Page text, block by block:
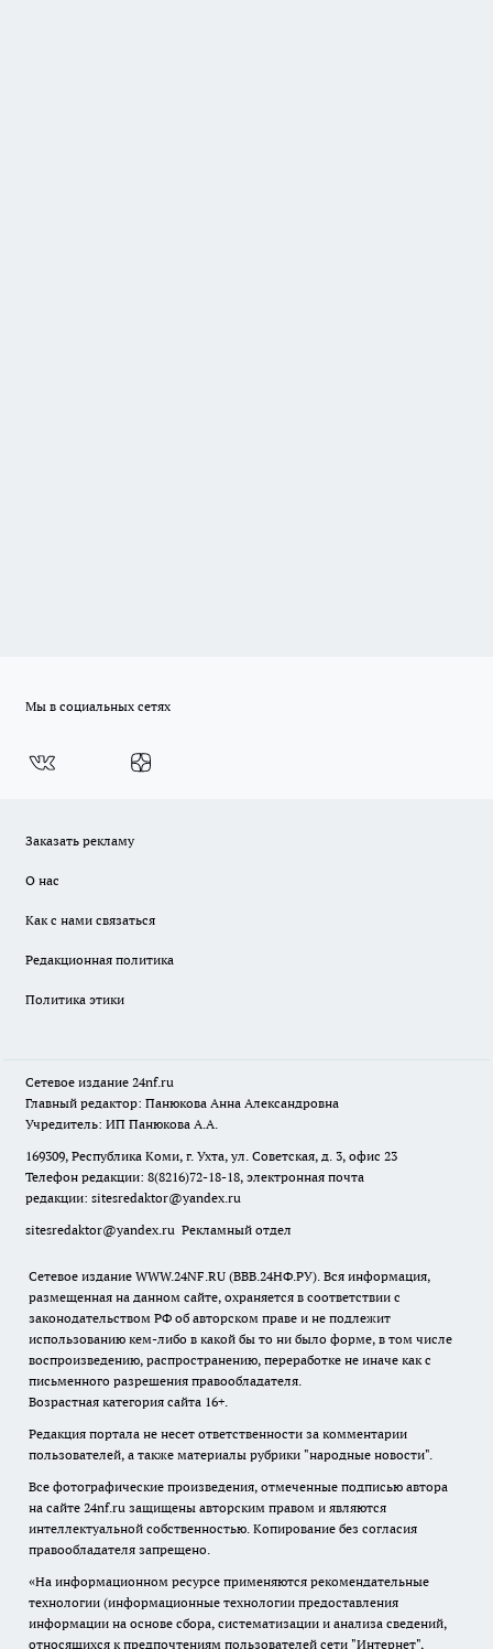
Мы в социальных сетях
Заказать рекламу
О нас
Как с нами связаться
Редакционная политика
Политика этики
Сетевое издание 24nf.ru
Главный редактор: Панюкова Анна Александровна
Учредитель: ИП Панюкова А.А.
169309, Республика Коми, г. Ухта, ул. Советская, д. 3, офис 23
Телефон редакции: 8(8216)72-18-18, электронная почта
редакции: sitesredaktor@yandex.ru
sitesredaktor@yandex.ru Рекламный отдел
Сетевое издание WWW.24NF.RU (ВВВ.24НФ.РУ). Вся информация,
размещенная на данном сайте, охраняется в соответствии с
законодательством РФ об авторском праве и не подлежит
использованию кем-либо в какой бы то ни было форме, в том числе
воспроизведению, распространению, переработке не иначе как с
письменного разрешения правообладателя.
Возрастная категория сайта 16+.
Редакция портала не несет ответственности за комментарии
пользователей, а также материалы рубрики "народные новости".
Все фотографические произведения, отмеченные подписью автора
на сайте 24nf.ru защищены авторским правом и являются
интеллектуальной собственностью. Копирование без согласия
правообладателя запрещено.
«На информационном ресурсе применяются рекомендательные
технологии (информационные технологии предоставления
информации на основе сбора, систематизации и анализа сведений,
относящихся к предпочтениям пользователей сети "Интернет",